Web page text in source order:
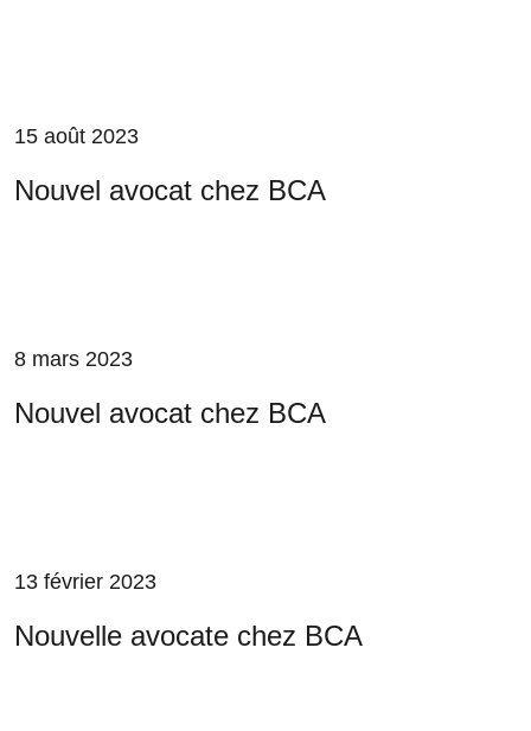
15 août 2023
Nouvel avocat chez BCA
8 mars 2023
Nouvel avocat chez BCA
13 février 2023
Nouvelle avocate chez BCA